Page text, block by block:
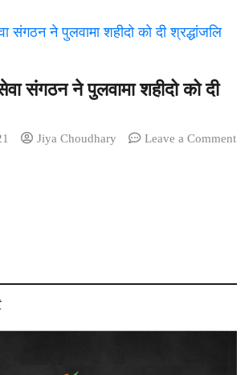
संगठन ने पुलवामा शहीदो को दी
Jiya Choudhary
Leave a Comment